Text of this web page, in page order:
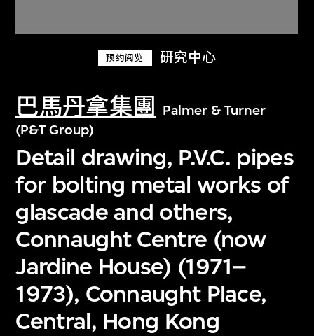
预约阅览 研究中心
巴馬丹拿集團
Palmer & Turner
(P&T Group)
Detail drawing, P.V.C. pipes
for bolting metal works of
glascade and others,
Connaught Centre (now
Jardine House) (1971–
1973), Connaught Place,
Central, Hong Kong
关于M+藏品
探索世界顶级的二十及二十一世纪视觉
文化藏品。